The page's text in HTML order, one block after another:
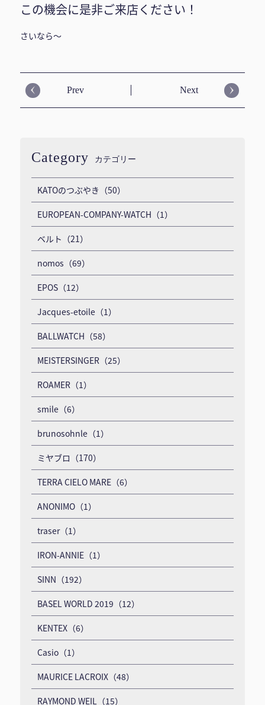
この機会に是非ご来店ください！
さいなら〜
Prev Next
Category カテゴリー
KATOのつぶやき（50）
EUROPEAN-COMPANY-WATCH（1）
ベルト（21）
nomos（69）
EPOS（12）
Jacques-etoile（1）
BALLWATCH（58）
MEISTERSINGER（25）
ROAMER（1）
smile（6）
brunosohnle（1）
ミヤブロ（170）
TERRA CIELO MARE（6）
ANONIMO（1）
traser（1）
IRON-ANNIE（1）
SINN（192）
BASEL WORLD 2019（12）
KENTEX（6）
Casio（1）
MAURICE LACROIX（48）
RAYMOND WEIL（15）